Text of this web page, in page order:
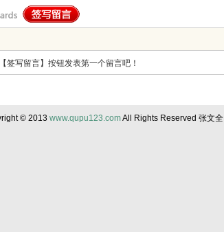
写留言】按钮发表第一个留言吧！
© 2013 www.qupu123.comAll Rights Reserved 张文全